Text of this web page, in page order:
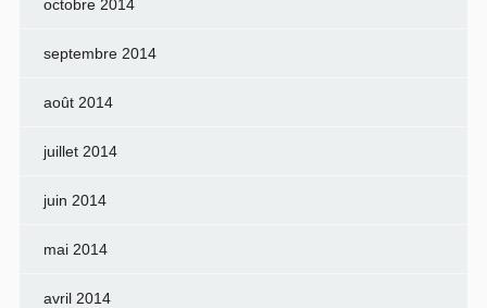
octobre 2014
septembre 2014
août 2014
juillet 2014
juin 2014
mai 2014
avril 2014